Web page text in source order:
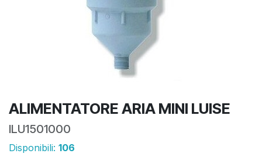
ALIMENTATORE ARIA MINI LUISE
ILU1501000
Disponibili: 106